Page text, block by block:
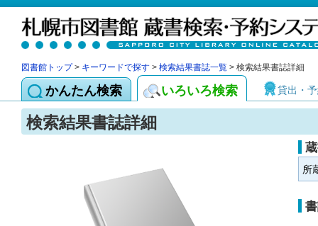
図書館トップ> キーワードで探す > 検索結果書誌一覧 > 検索結果書誌詳細
かんたん検索 いろいろ検索 貸出・
検索結果書誌詳細
所